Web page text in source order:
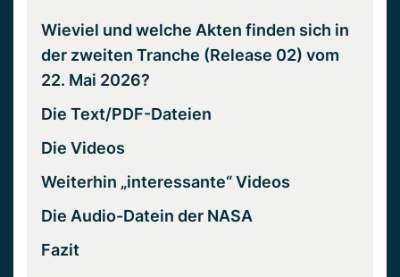
Wieviel und welche Akten finden sich in
der zweiten Tranche (Release 02) vom
22. Mai 2026?
Die Text/PDF-Dateien
Die Videos
Weiterhin „interessante“ Videos
Die Audio-Datein der NASA
Fazit